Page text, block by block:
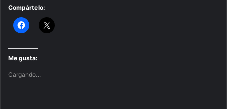
Compártelo:
Me gusta:
Cargando...